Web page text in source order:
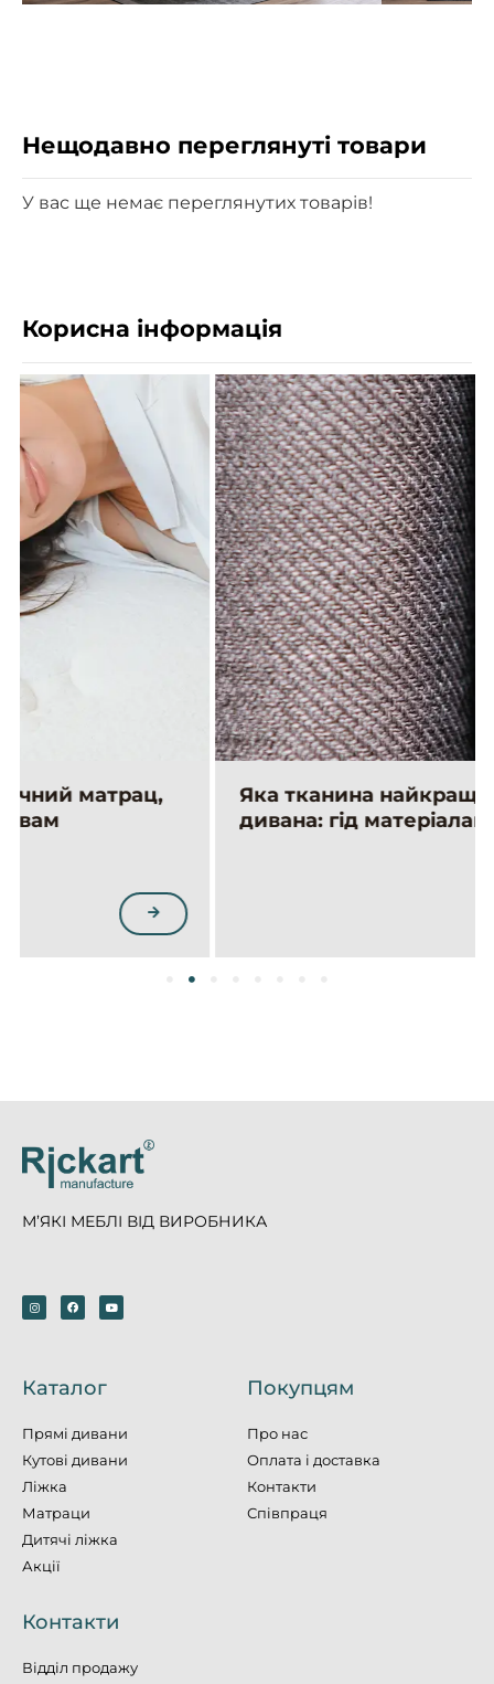
Нещодавно переглянуті товари
У вас ще немає переглянутих товарів!
Корисна інформація
Яка тканина найкраща для оббивки
дивана: гід матеріалами
М’ЯКІ МЕБЛІ ВІД ВИРОБНИКА
Каталог
Прямі дивани
Кутові дивани
Ліжка
Матраци
Дитячі ліжка
Акції
Покупцям
Про нас
Оплата і доставка
Контакти
Співпраця
Контакти
Відділ продажу